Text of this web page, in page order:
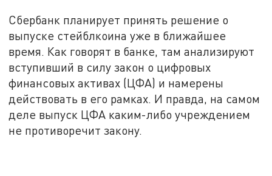
Сбербанк планирует принять решение о
выпуске стейблкоина уже в ближайшее
время. Как говорят в банке, там анализируют
вступивший в силу закон о цифровых
финансовых активах (ЦФА) и намерены
действовать в его рамках. И правда, на самом
деле выпуск ЦФА каким-либо учреждением
не противоречит закону.